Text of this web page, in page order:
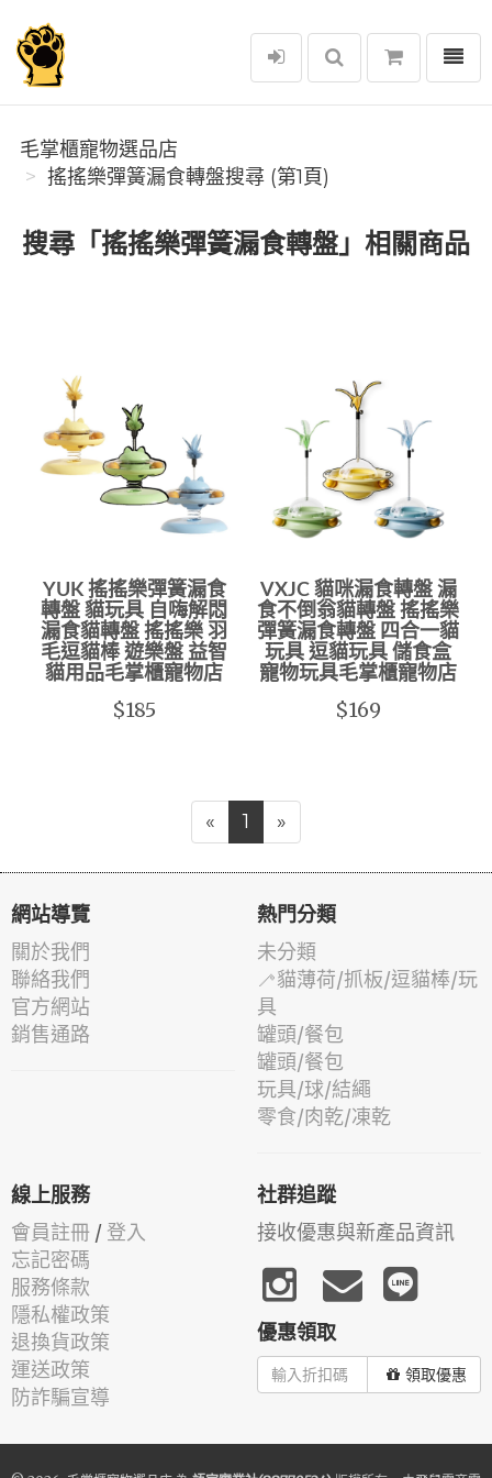
毛掌櫃寵物選品店
選單
毛掌櫃寵物選品店
搖搖樂彈簧漏食轉盤搜尋 (第1頁)
搜尋「搖搖樂彈簧漏食轉盤」相關商品
YUK 搖搖樂彈簧漏食
轉盤 貓玩具 自嗨解悶
漏食貓轉盤 搖搖樂 羽
毛逗貓棒 遊樂盤 益智
貓用品毛掌櫃寵物店
$185
VXJC 貓咪漏食轉盤 漏
食不倒翁貓轉盤 搖搖樂
彈簧漏食轉盤 四合一貓
玩具 逗貓玩具 儲食盒
寵物玩具毛掌櫃寵物店
$169
« 1 »
網站導覽
關於我們
聯絡我們
官方網站
銷售通路
熱門分類
未分類
🦯貓薄荷/抓板/逗貓棒/玩
具
罐頭/餐包
罐頭/餐包
玩具/球/結繩
零食/肉乾/凍乾
線上服務
會員註冊 / 登入
忘記密碼
服務條款
隱私權政策
退換貨政策
運送政策
防詐騙宣導
社群追蹤
接收優惠與新產品資訊
優惠領取
領取優惠